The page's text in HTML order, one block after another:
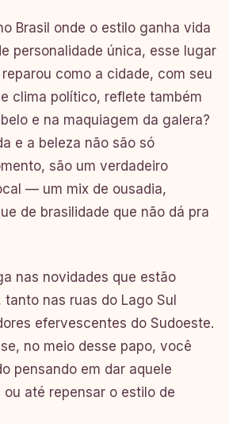
Brasil onde o estilo ganha vida
personalidade única, esse lugar
como a cidade, com seu
clima político, reflete também
e na maquiagem da galera?
e a beleza não são só
são um verdadeiro
— um mix de ousadia,
de brasilidade que não dá pra
nas novidades que estão
tanto nas ruas do Lago Sul
efervescentes do Sudoeste.
no meio desse papo, você
pensando em dar aquele
até repensar o estilo de